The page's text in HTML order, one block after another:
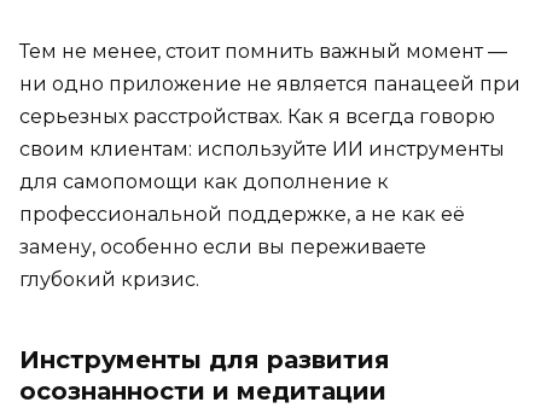
Тем не менее, стоит помнить важный момент —
ни одно приложение не является панацеей при
серьезных расстройствах. Как я всегда говорю
своим клиентам: используйте ИИ инструменты
для самопомощи как дополнение к
профессиональной поддержке, а не как её
замену, особенно если вы переживаете
глубокий кризис.
Инструменты для развития
осознанности и медитации